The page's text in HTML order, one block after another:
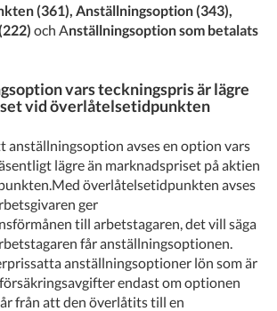
(361), Anställningsoption (343),
och Anställningsoption som betalats
vars teckningspris är lägre
vid överlåtelsetidpunkten
anställningsoption avses en option vars
lägre än marknadspriset på aktien
överlåtelsetidpunkten avses
ger
till arbetstagaren, det vill säga
får anställningsoptionen.
anställningsoptioner lön som är
endast om optionen
från att den överlåtits till en